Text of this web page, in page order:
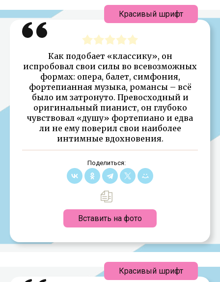
Как подобает «классику», он
испробовал свои силы во всевозможных
формах: опера, балет, симфония,
фортепианная музыка, романсы – всё
было им затронуто. Превосходный и
оригинальный пианист, он глубоко
чувствовал «душу» фортепиано и едва
ли не ему поверил свои наиболее
интимные вдохновения.
Поделиться:
Вставить на фото
Красивый шрифт
Красивый шрифт